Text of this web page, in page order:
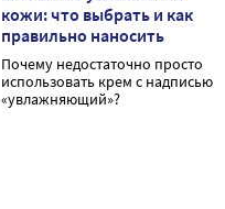
кожи: что выбрать и как
правильно наносить
Почему недостаточно просто
использовать крем с надписью
«увлажняющий»?